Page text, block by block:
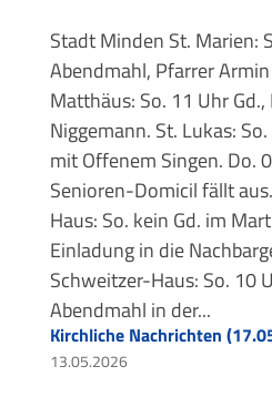
Stadt Minden St. Marien:
Abendmahl, Pfarrer
Matthäus: So. 11 Uhr
Niggemann. St. Lukas:
mit Offenem Singen. Do.
Senioren-Domicil fällt
Haus: So. kein Gd. im
Einladung in die
Schweitzer-Haus: So. 10
Abendmahl in der...
Kirchliche Nachrichten
13.05.2026